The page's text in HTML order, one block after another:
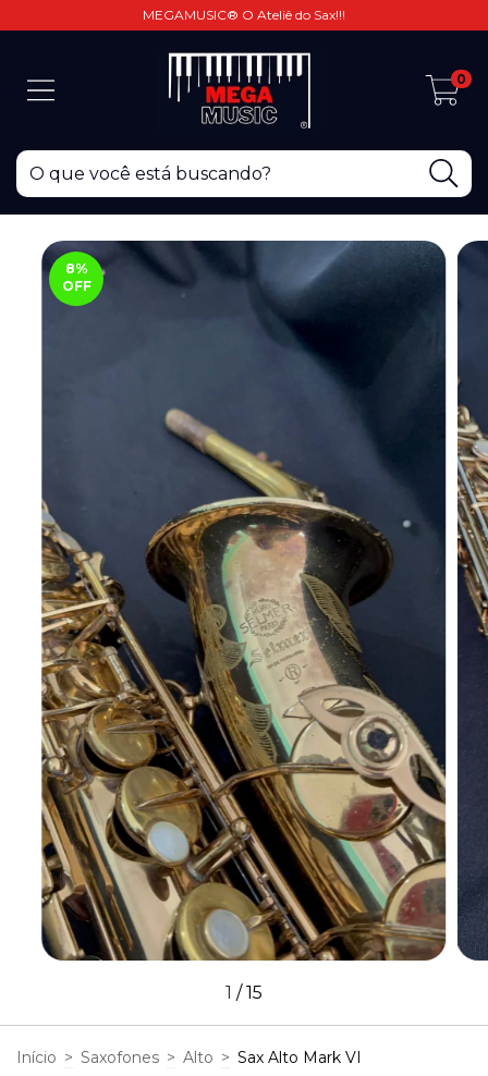
MEGAMUSIC® O Ateliê do Sax!!!
0
8%
OFF
1 /15
Início > Saxofones > Alto > Sax Alto Mark VI